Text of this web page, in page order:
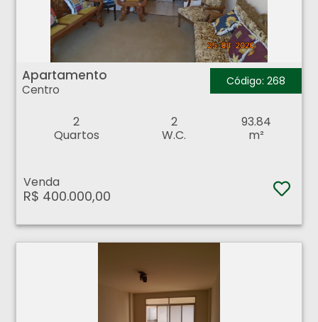
Apartamento
Centro
Código: 268
2
Quartos
2
W.C.
93.84
m²
Venda
R$ 400.000,00